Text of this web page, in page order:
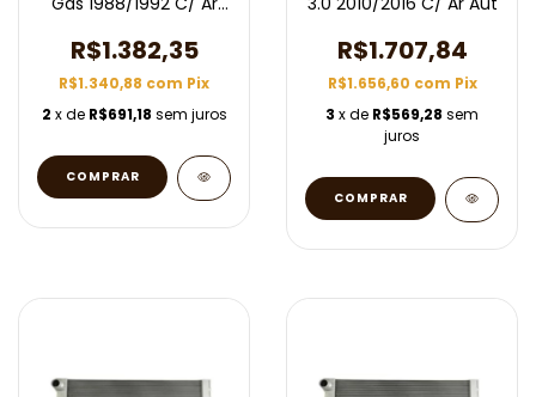
R$1.382,35
R$1.340,88 com Pix
2 x de R$691,18 sem juros
R$1.707,84
R$1.656,60 com Pix
3 x de R$569,28 sem
juros